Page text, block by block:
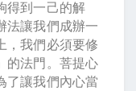
得到一己的解
法讓我們成辦一
，我們必須要修
的法門。菩提心
了讓我們內心當